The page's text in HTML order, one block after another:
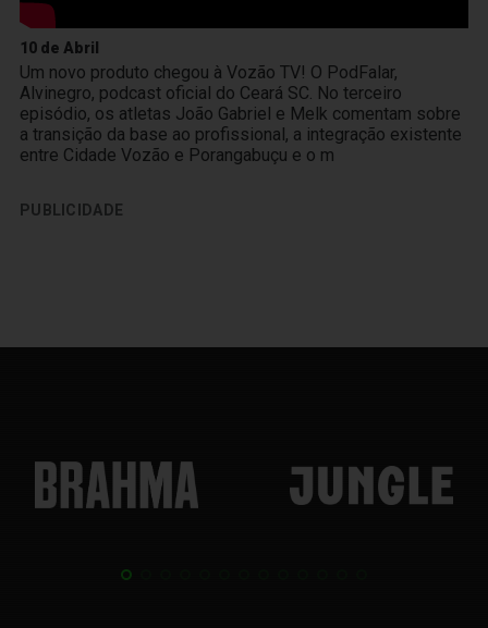
10 de Abril
Um novo produto chegou à Vozão TV! O PodFalar,
Alvinegro, podcast oficial do Ceará SC. No terceiro
episódio, os atletas João Gabriel e Melk comentam sobre
a transição da base ao profissional, a integração existente
entre Cidade Vozão e Porangabuçu e o m
PUBLICIDADE